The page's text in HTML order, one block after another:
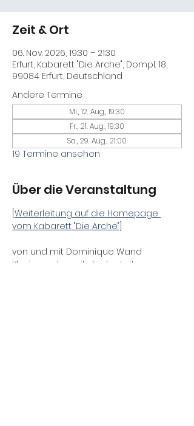
Zeit & Ort
06. Nov. 2026, 19:30 – 21:30
Erfurt, Kabarett "Die Arche", Dompl. 18,
99084 Erfurt, Deutschland
Andere Termine
Mi., 12. Aug., 19:30
Fr., 21. Aug., 19:30
Sa., 29. Aug., 21:00
19 Termine ansehen
Über die Veranstaltung
[Weiterleitung auf die Homepage
vom Kabarett "Die Arche"]
von und mit Dominique Wand
Klavier und musikalische Leitung: